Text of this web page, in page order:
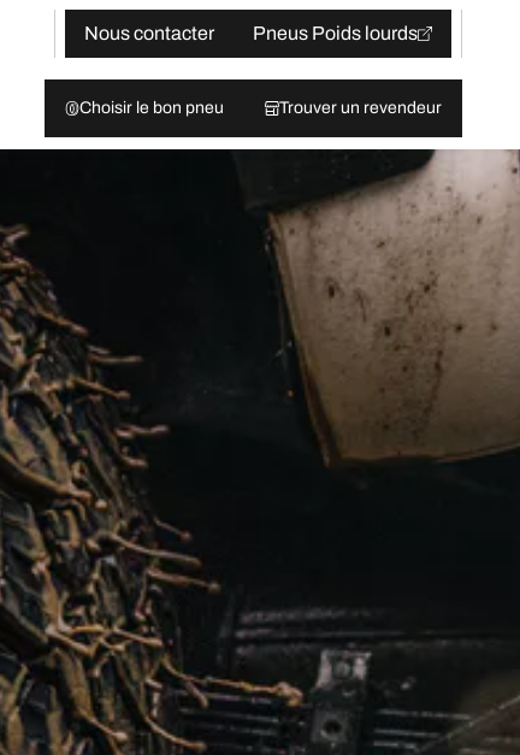
Nous contacter
Pneus Poids lourds
Choisir le bon pneu Trouver un revendeur